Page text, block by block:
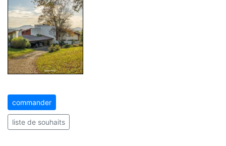
commander
liste de souhaits